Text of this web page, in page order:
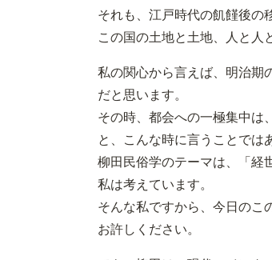
それも、江戸時代の飢饉後の
この国の土地と土地、人と人
私の関心から言えば、明治期
だと思います。
その時、都会への一極集中は
と、こんな時に言うことでは
柳田民俗学のテーマは、「経
私は考えています。
そんな私ですから、今日のこ
お許しください。